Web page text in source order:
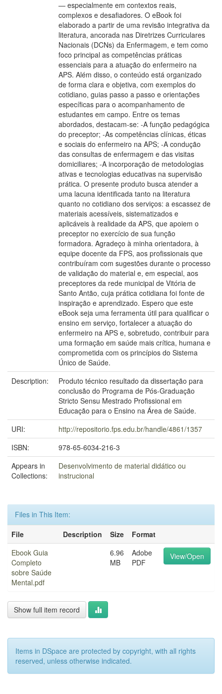
— especialmente em contextos reais,
complexos e desafiadores. O eBook foi
elaborado a partir de uma revisão integrativa da
literatura, ancorada nas Diretrizes Curriculares
Nacionais (DCNs) da Enfermagem, e tem como
foco principal as competências práticas
essenciais para a atuação do enfermeiro na
APS. Além disso, o conteúdo está organizado
de forma clara e objetiva, com exemplos do
cotidiano, guias passo a passo e orientações
específicas para o acompanhamento de
estudantes em campo. Entre os temas
abordados, destacam-se: -A função pedagógica
do preceptor; -As competências clínicas, éticas
e sociais do enfermeiro na APS; -A condução
das consultas de enfermagem e das visitas
domiciliares; -A incorporação de metodologias
ativas e tecnologias educativas na supervisão
prática. O presente produto busca atender a
uma lacuna identificada tanto na literatura
quanto no cotidiano dos serviços: a escassez de
materiais acessíveis, sistematizados e
aplicáveis à realidade da APS, que apoiem o
preceptor no exercício de sua função
formadora. Agradeço à minha orientadora, à
equipe docente da FPS, aos profissionais que
contribuíram com sugestões durante o processo
de validação do material e, em especial, aos
preceptores da rede municipal de Vitória de
Santo Antão, cuja prática cotidiana foi fonte de
inspiração e aprendizado. Espero que este
eBook seja uma ferramenta útil para qualificar o
ensino em serviço, fortalecer a atuação do
enfermeiro na APS e, sobretudo, contribuir para
uma formação em saúde mais crítica, humana e
comprometida com os princípios do Sistema
Único de Saúde.
Description:
Produto técnico resultado da dissertação para
conclusão do Programa de Pós-Graduação
Stricto Sensu Mestrado Profissional em
Educação para o Ensino na Área de Saúde.
URI:
http://repositorio.fps.edu.br/handle/4861/1357
ISBN:
978-65-6034-216-3
Appears in
Collections:
Desenvolvimento de material didático ou
instrucional
Files in This Item:
File
Description Size
Format
Ebook Guia
Completo
sobre Saúde
Mental.pdf
6.96
MB
Adobe
PDF
View/Open
Show full item record
Items in DSpace are protected by copyright, with all rights
reserved, unless otherwise indicated.